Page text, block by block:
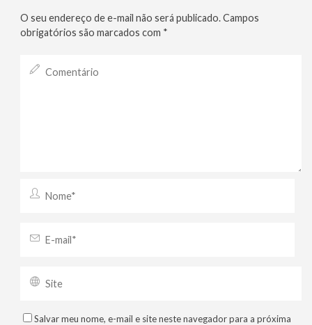
O seu endereço de e-mail não será publicado.Campos
obrigatórios são marcados com *
Salvar meu nome, e-mail e site neste navegador para a próxima